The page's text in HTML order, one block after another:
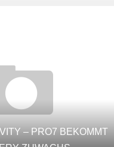
– PRO7 BEKOMMT